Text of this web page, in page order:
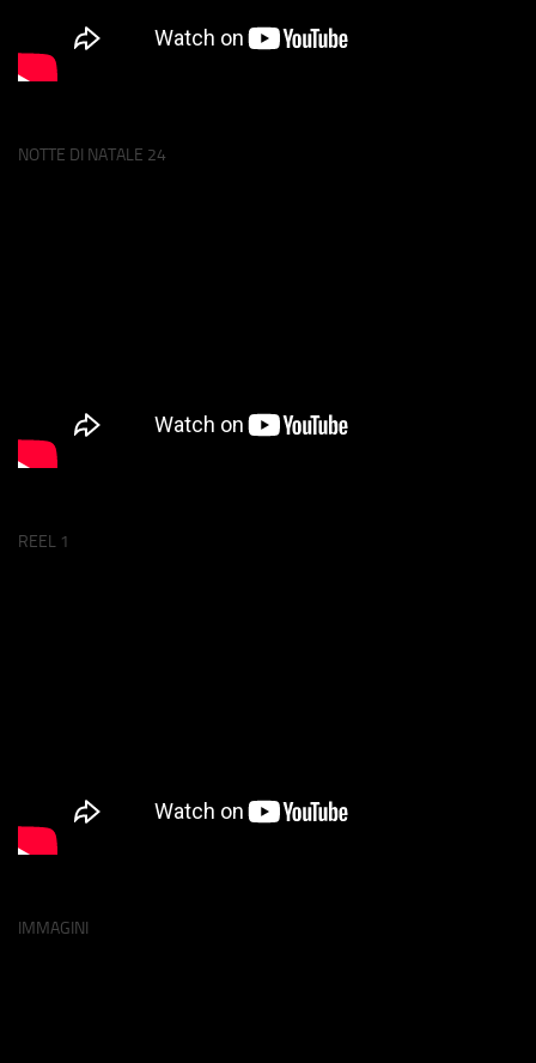
NOTTE DI NATALE 24
REEL 1
IMMAGINI